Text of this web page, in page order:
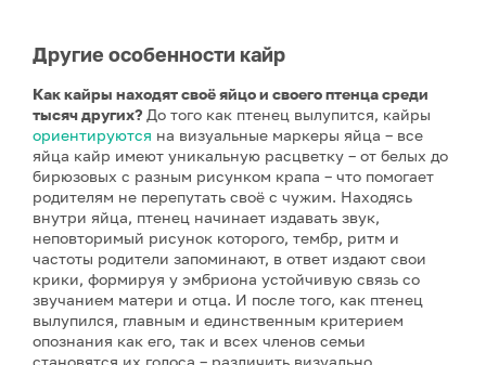
Другие особенности кайр
Как кайры находят своё яйцо и своего птенца среди
тысяч других? До того как птенец вылупится, кайры
ориентируются на визуальные маркеры яйца – все
яйца кайр имеют уникальную расцветку – от белых до
бирюзовых с разным рисунком крапа – что помогает
родителям не перепутать своё с чужим. Находясь
внутри яйца, птенец начинает издавать звук,
неповторимый рисунок которого, тембр, ритм и
частоты родители запоминают, в ответ издают свои
крики, формируя у эмбриона устойчивую связь со
звучанием матери и отца. И после того, как птенец
вылупился, главным и единственным критерием
опознания как его, так и всех членов семьи
становятся их голоса – различить визуально